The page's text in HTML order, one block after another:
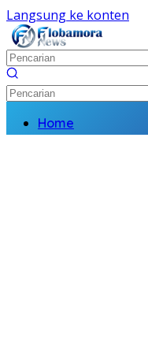
Langsung ke konten
Home
Nasional